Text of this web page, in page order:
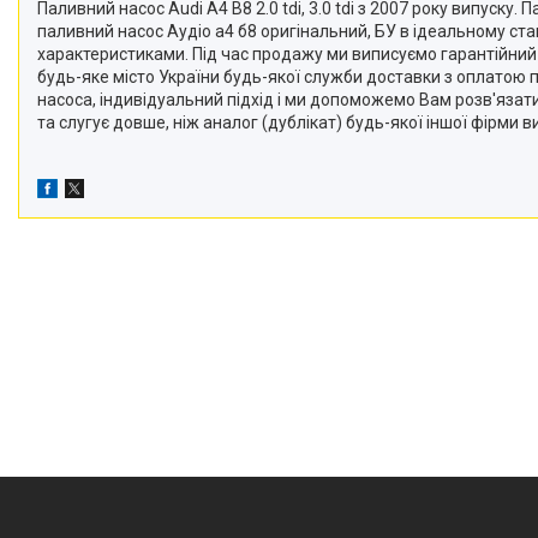
Паливний насос Audi A4 B8 2.0 tdi, 3.0 tdi з 2007 року
паливний насос Аудіо а4 б8 оригінальний, БУ в ідеальному
характеристиками. Під час продажу ми виписуємо
будь-яке місто України будь-якої служби доставки з оплатою
насоса, індивідуальний підхід і ми допоможемо Вам
та слугує довше, ніж аналог (дублікат) будь-якої іншої фірми